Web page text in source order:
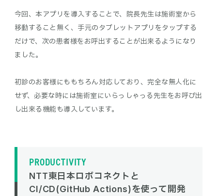
今回、本アプリを導入することで、院長先生は施術室から
移動すること無く、手元のタブレットアプリをタップする
だけで、次の患者様をお呼出することが出来るようになり
ました。
初診のお客様にももちろん対応しており、完全な無人化に
せず、必要な時には施術室にいらっしゃっる先生をお呼び出
PRODUCTIVITY
NTT東日本ロボコネクトと
CI/CD(GitHub Actions)を使って開発